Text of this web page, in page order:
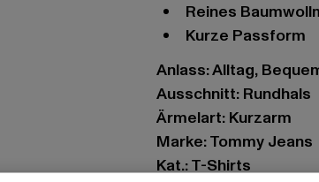
Reines
Kurze Passform
Anlass: Alltag,
Ausschnitt: Rundhals
Ärmelart: Kurzarm
Marke: Tommy Jeans
Kat.: T-Shirts